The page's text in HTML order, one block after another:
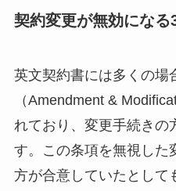
契約変更が無効にな
英文契約書には多くの場
（Amendment &
れており、変更手続きの
す。この条項を無視した
方が合意していたとして